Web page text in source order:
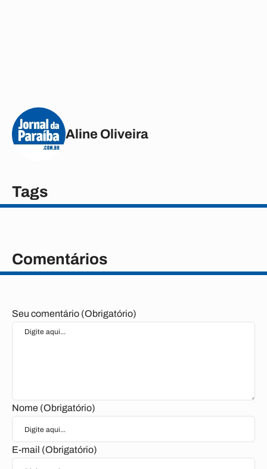
Aline Oliveira
Tags
Comentários
Seu comentário (Obrigatório)
Nome (Obrigatório)
E-mail (Obrigatório)